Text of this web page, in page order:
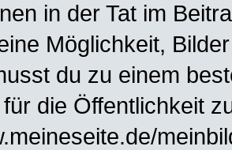
in der Tat im
Möglichkeit,
du zu einem
die Öffentlichkeit